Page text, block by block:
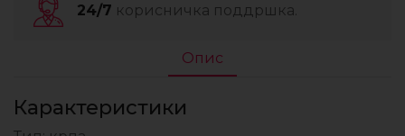
24/7 корисничка поддршка.
Опис
Карактеристики